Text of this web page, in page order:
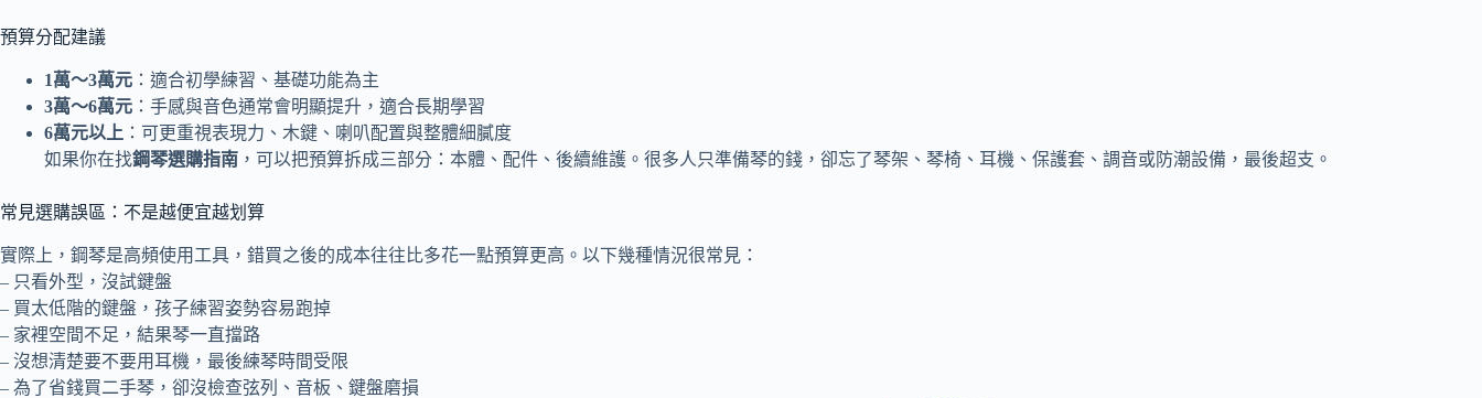
預算分配建議
1萬～3萬元 ：適合初學練習、基礎功能為主
3萬～6萬元 ：手感與音色通常會明顯提升，適合長期學習
6萬元以上 ：可更重視表現力、木鍵、喇叭配置與整體細膩度
如果你在找鋼琴選購指南 ，可以把預算拆成三部分：本體、配件、後續維護。很多人只準備琴的錢，卻忘了琴架、琴椅、耳機、保護套、調音或防潮設備，最後超支。
常見選購誤區：不是越便宜越划算
實際上，鋼琴是高頻使用工具，錯買之後的成本往往比多花一點預算更高。以下幾種情況很常見：
– 只看外型，沒試鍵盤
– 買太低階的鍵盤，孩子練習姿勢容易跑掉
– 家裡空間不足，結果琴一直擋路
– 沒想清楚要不要用耳機，最後練琴時間受限
– 為了省錢買二手琴，卻沒檢查弦列、音板、鍵盤磨損